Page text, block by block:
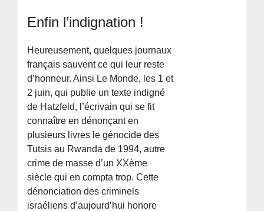
Enfin l’indignation !
Heureusement, quelques journaux
français sauvent ce qui leur reste
d’honneur. Ainsi Le Monde, les 1 et
2 juin, qui publie un texte indigné
de Hatzfeld, l’écrivain qui se fit
connaître en dénonçant en
plusieurs livres le génocide des
Tutsis au Rwanda de 1994, autre
crime de masse d’un XXème
siècle qui en compta trop. Cette
dénonciation des criminels
israéliens d’aujourd’hui honore